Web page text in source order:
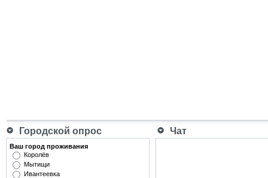
Городской опрос Чат
Ваш город проживания
Королёв
Мытищи
Ивантеевка